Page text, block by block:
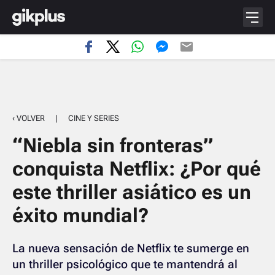
‹ VOLVER | CINE Y SERIES
“Niebla sin fronteras”
conquista Netflix: ¿Por qué
este thriller asiático es un
éxito mundial?
La nueva sensación de Netflix te sumerge en
un thriller psicológico que te mantendrá al